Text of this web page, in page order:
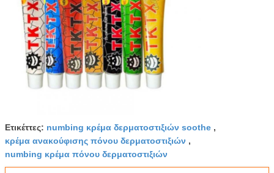
Ετικέττες: numbing κρέμα δερματοστιξιών soothe ,
κρέμα ανακούφισης πόνου δερματοστιξιών ,
numbing κρέμα πόνου δερματοστιξιών